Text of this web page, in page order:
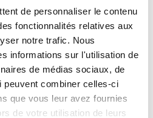
de personnaliser le contenu
fonctionnalités relatives aux
notre trafic. Nous
informations sur l'utilisation de
de médias sociaux, de
peuvent combiner celles-ci
que vous leur avez fournies
de votre utilisation de leurs
réinitialiser le mot de passe